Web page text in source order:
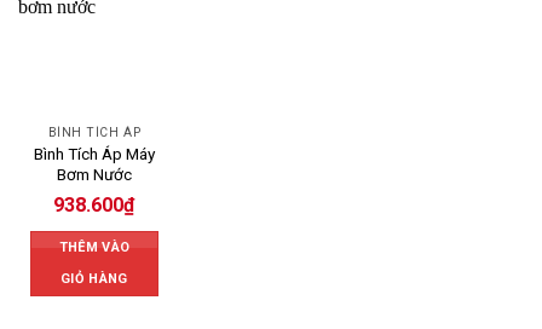
BÌNH TÍCH ÁP
Bình Tích Áp Máy
Bơm Nước
938.600₫
THÊM VÀO
GIỎ HÀNG